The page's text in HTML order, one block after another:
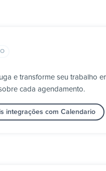
e transforme seu trabalho
cada agendamento.
integrações com Calendario